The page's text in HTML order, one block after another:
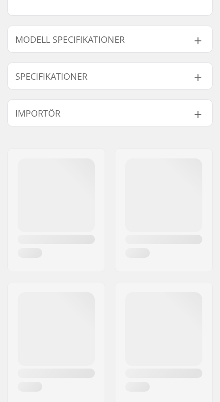
MODELL SPECIFIKATIONER
19mm
SPECIFIKATIONER
Bottom Bracket: European (EURO),
Vikt:
112g
IMPORTÖR